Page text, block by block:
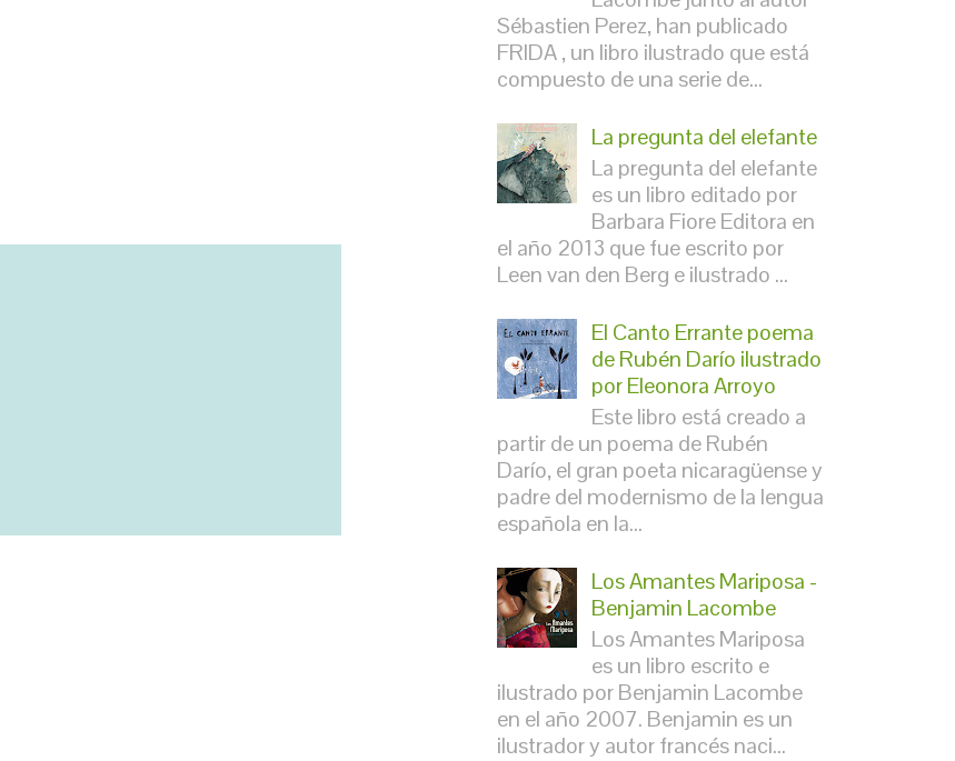
Sébastien Perez, han publicado
FRIDA , un libro ilustrado que está
compuesto de una serie de...
La pregunta del elefante
La pregunta del elefante
es un libro editado por
Barbara Fiore Editora en
el año 2013 que fue escrito por
Leen van den Berg e ilustrado ...
El Canto Errante poema
de Rubén Darío ilustrado
por Eleonora Arroyo
Este libro está creado a
partir de un poema de Rubén
Darío, el gran poeta nicaragüense y
padre del modernismo de la lengua
española en la...
Los Amantes Mariposa -
Benjamin Lacombe
Los Amantes Mariposa
es un libro escrito e
ilustrado por Benjamin Lacombe
en el año 2007. Benjamin es un
ilustrador y autor francés naci...